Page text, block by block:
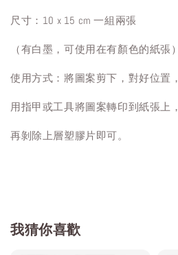
尺寸：10 x 15 cm 一組兩張
（有白墨，可使用在有顏色的紙張）
使用方式：將圖案剪下，對好位置，
用指甲或工具將圖案轉印到紙張上，
再剝除上層塑膠片即可。
我猜你喜歡